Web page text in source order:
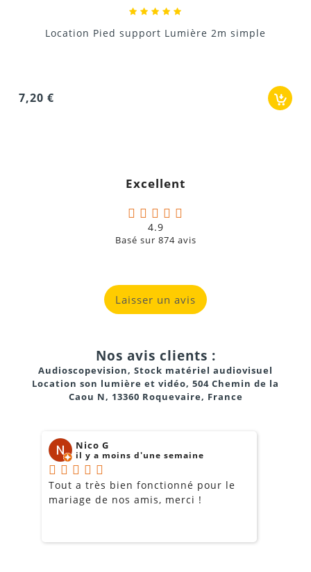
Location Pied support Lumière 2m simple
7,20 €
Excellent
4.9
Basé sur 874avis
Laisser un avis
Nos avis clients :
Audioscopevision, Stock matériel audiovisuel
Location son lumière et vidéo, 504 Chemin de la
Caou N, 13360 Roquevaire, France
Nico G
il y a moins d'une semaine
Tout a très bien fonctionné pour le
mariage de nos amis, merci !